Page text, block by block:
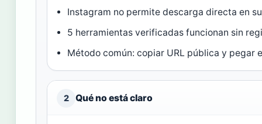
Instagram no permite descarga directa en
5 herramientas verificadas funcionan sin
Método común: copiar URL pública y pegar
2 Qué no está claro